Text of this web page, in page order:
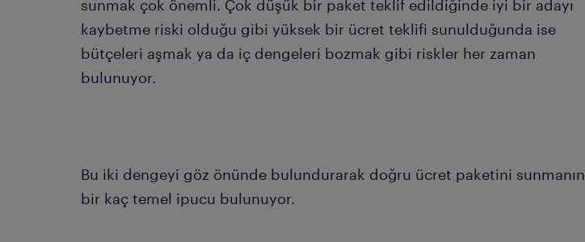
sunmak çok önemli. Çok düşük bir paket teklif edildiğinde iyi bir adayı
kaybetme riski olduğu gibi yüksek bir ücret teklifi sunulduğunda ise
bütçeleri aşmak ya da iç dengeleri bozmak gibi riskler her zaman
bulunuyor.
Bu iki dengeyi göz önünde bulundurarak doğru ücret paketini sunmanın
bir kaç temel ipucu bulunuyor.